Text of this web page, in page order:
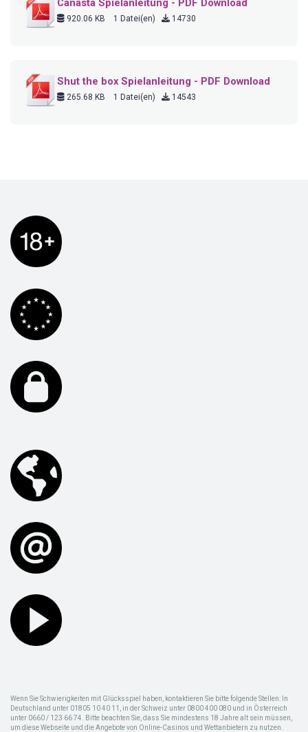
Canasta Spielanleitung - PDF Download
920.06 KB 1 Datei(en) 14730
Shut the box Spielanleitung - PDF Download
265.68 KB 1 Datei(en) 14543
Wenn Sie Schwierigkeiten mit Glücksspiel haben, kontaktieren Sie bitte folgende Stellen: In
Deutschland unter 01805 10 40 11, in der Schweiz unter 0800 400 080 und in Österreich
unter 0660 / 123 66 74. Bitte beachten Sie, dass Sie mindestens 18 Jahre alt sein müssen,
um diese Webseite und die Angebote von Online-Casinos und Wettanbietern zu nutzen.